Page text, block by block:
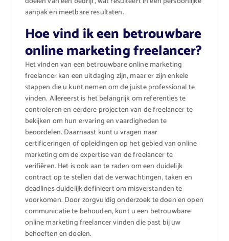
aanpak en meetbare resultaten.
Hoe vind ik een betrouwbare
online marketing freelancer?
Het vinden van een betrouwbare online marketing
freelancer kan een uitdaging zijn, maar er zijn enkele
stappen die u kunt nemen om de juiste professional te
vinden. Allereerst is het belangrijk om referenties te
controleren en eerdere projecten van de freelancer te
bekijken om hun ervaring en vaardigheden te
beoordelen. Daarnaast kunt u vragen naar
certificeringen of opleidingen op het gebied van online
marketing om de expertise van de freelancer te
verifiëren. Het is ook aan te raden om een ​​duidelijk
contract op te stellen dat de verwachtingen, taken en
deadlines duidelijk definieert om misverstanden te
voorkomen. Door zorgvuldig onderzoek te doen en open
communicatie te behouden, kunt u een betrouwbare
online marketing freelancer vinden die past bij uw
behoeften en doelen.